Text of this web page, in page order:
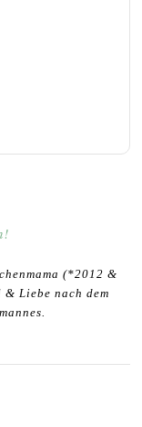
(*2012 &
& Liebe nach dem